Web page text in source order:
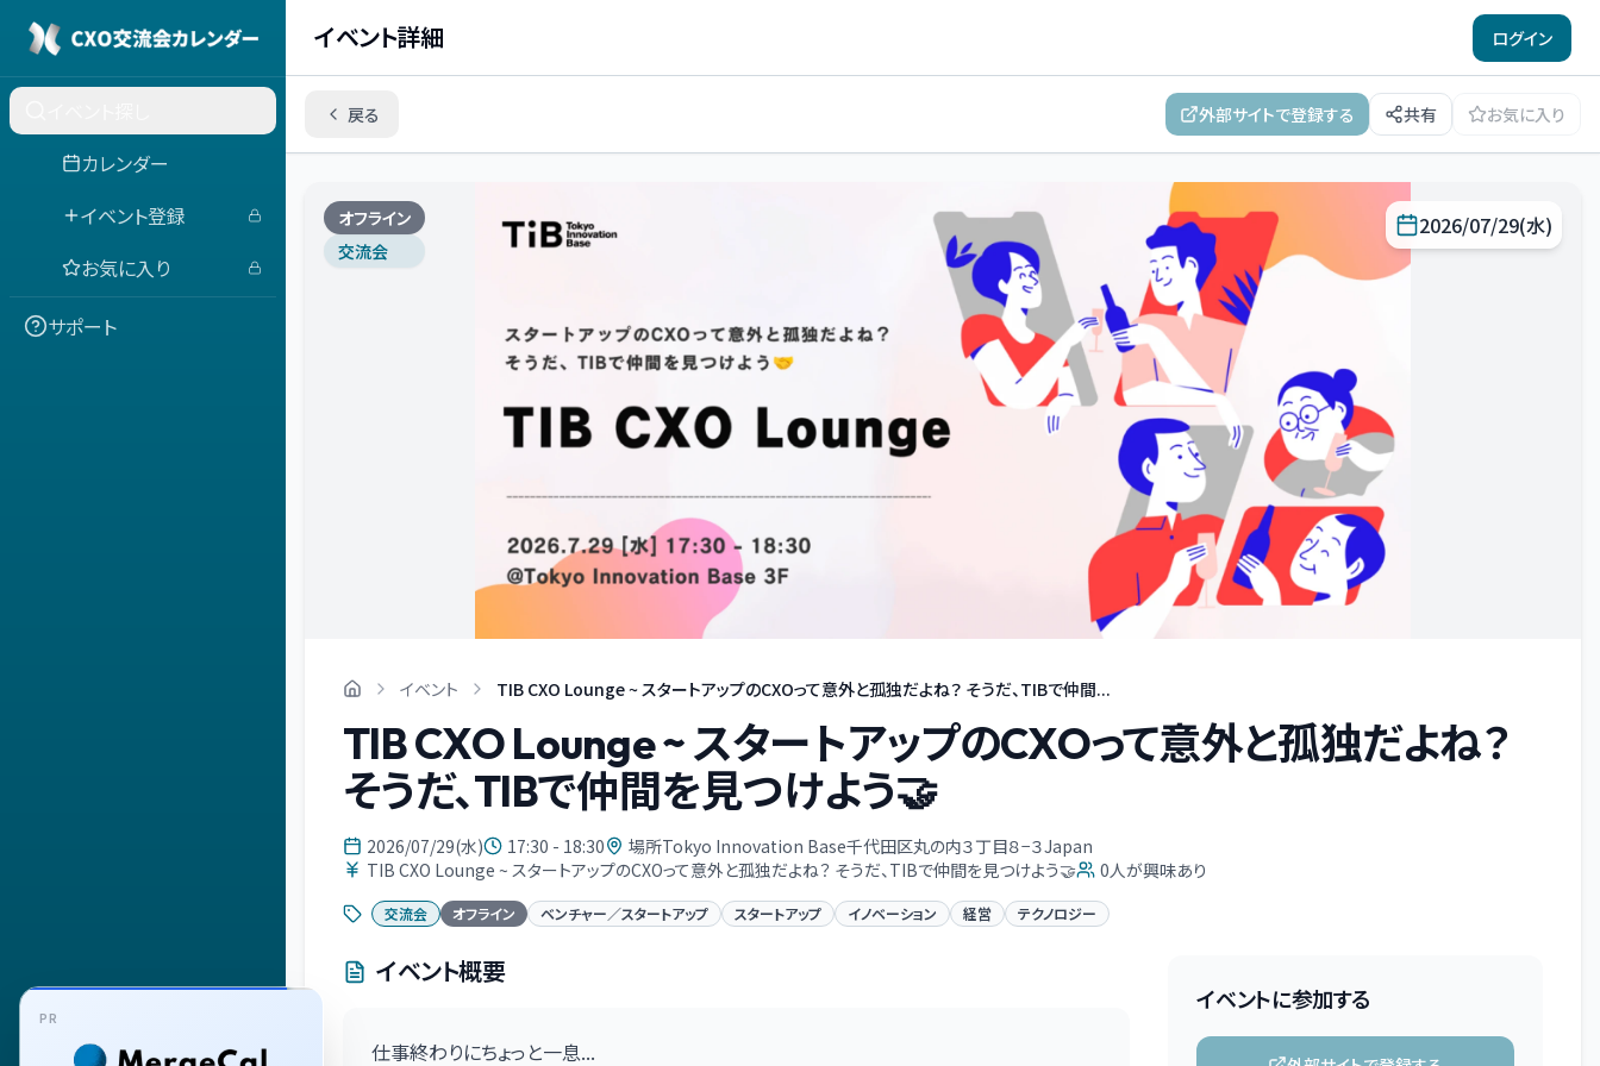
カレンダー
イベント登録
お気に入り
サポート
イベント詳細 ログイン
戻る 外部サイトで登録する 共有 お気に入り
オフライン
交流会
2026/07/29(水)
イベント TIB CXO Lounge ~ スタートアップのCXOって意外と孤独だよね？ そうだ、TIBで仲間...
TIB CXO Lounge ~ スタートアップのCXOって意外と孤独だよね？
そうだ、TIBで仲間を見つけよう🤝
2026/07/29(水) 17:30 - 18:30
場所Tokyo Innovation Base千代田区丸の内３丁目８−３Japan
TIB CXO Lounge ~ スタートアップのCXOって意外と孤独だよね？ そうだ、TIBで仲間を見つけよう🤝
0人が興味あり
交流会 オフライン ベンチャー／スタートアップ スタートアップ イノベーション 経営 テクノロジー
イベント概要
仕事終わりにちょっと一息...
イベントに参加する
PR